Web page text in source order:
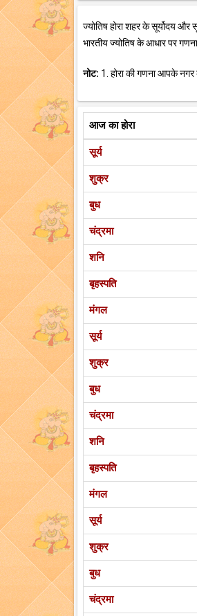
ज्योतिष होरा शहर के सूर्योदय
भारतीय ज्योतिष के आधार पर
नोट: 1. होरा की गणना आपके
आज का होरा
सूर्य
शुक्र
बुध
चंद्रमा
शनि
बृहस्पति
मंगल
सूर्य
शुक्र
बुध
चंद्रमा
शनि
बृहस्पति
मंगल
सूर्य
शुक्र
बुध
चंद्रमा